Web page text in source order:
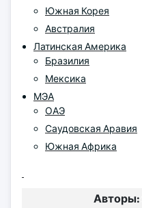
Южная Корея
Австралия
Латинская Америка
Бразилия
Мексика
МЭА
ОАЭ
Саудовская Аравия
Южная Африка
Авторы: